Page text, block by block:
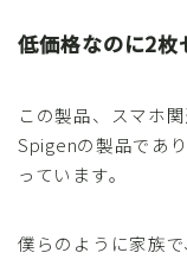
低価格なのに2枚
この製品、スマホ
Spigenの製品であ
っています。
僕らのように家族